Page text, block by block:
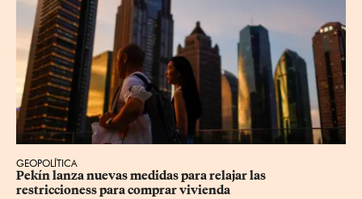
GEOPOLÍTICA
Pekín lanza nuevas medidas para relajar ⁠las
restriccioness para comprar vivienda